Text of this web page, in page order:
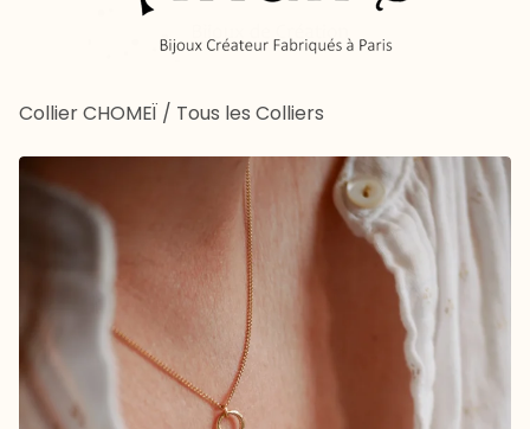
Collier CHOMEÏ / Tous les Colliers